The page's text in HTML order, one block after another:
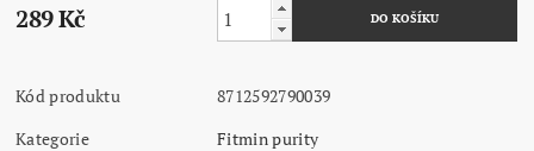
289 Kč
Kód produktu
8712592790039
Kategorie
Fitmin purity